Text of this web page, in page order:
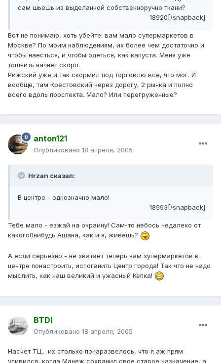
сам шьешь из выделанной собственноручно ткани?
18920[/snapback]
Вот не понимаю, хоть убейте: вам мало супермаркетов в
Москве? По моим наблюдениям, их более чем достаточно и
чтобы наесться, и чтобы одеться, как капуста. Меня уже
тошнить начнет скоро.
Рижский уже и так скормил под торговлю все, что мог. И
вообще, там Крестовский через дорогу, 2 рынка и полно
всего вдоль проспекта. Мало? Или перегруженные?
anton121
Опубликовано 18 апреля, 2005
Hrzan сказал:
В центре - однозначно мало!
18993[/snapback]
Тебе мало - езжай на окраину! Сам-то небось недалеко от
какого0нибудь Ашана, как и я, живешь?
А если серьезно - не хватает теперь нам зупермаркетов в
центре понастроить, испоганить Центр города! Так что не надо
мыслить, как наш великий и ужасный Кепка!
BTDI
Опубликовано 18 апреля, 2005
Насчет ТЦ... их столько понаразвелось, что я аж прям
удивился, когда Манеж сохранил свое старое назначение, а